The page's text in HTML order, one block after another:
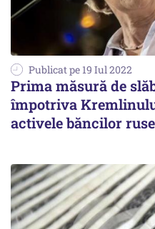
Publicat pe 19 Iul 2022
Prima măsură de
împotriva
activele băncilor ruse